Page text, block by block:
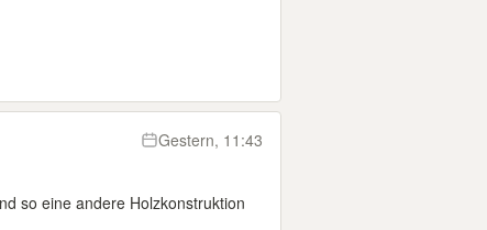
Gestern, 11:43
so eine andere Holzkonstruktion